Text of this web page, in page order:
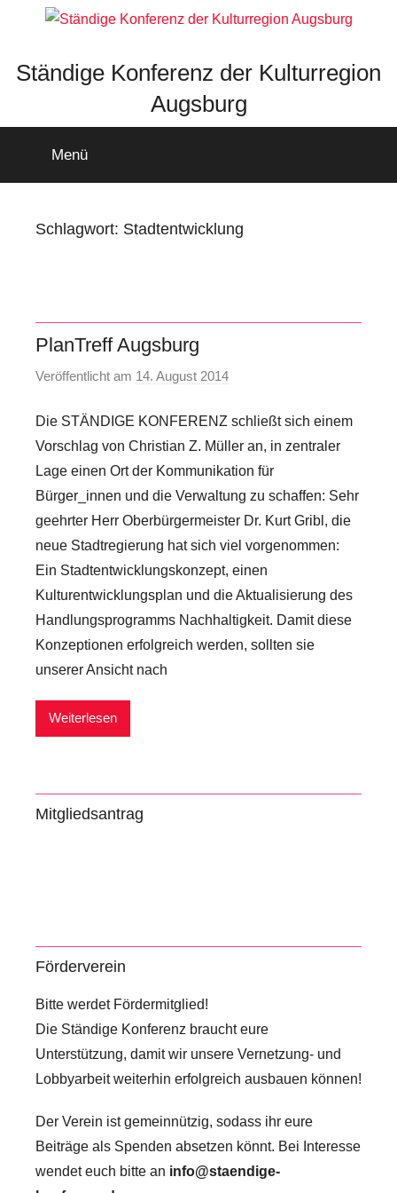
springen
Ständige Konferenz der Kulturregion
Augsburg
Menü
Schlagwort: Stadtentwicklung
PlanTreff Augsburg
Veröffentlicht am 14. August 2014
n
S
t
ä
n
d
K
o
n
Die STÄNDIGE KONFERENZ schließt sich einem
Vorschlag von Christian Z. Müller an, in zentraler
Lage einen Ort der Kommunikation für
Bürger_innen und die Verwaltung zu schaffen: Sehr
geehrter Herr Oberbürgermeister Dr. Kurt Gribl, die
neue Stadtregierung hat sich viel vorgenommen:
Ein Stadtentwicklungskonzept, einen
Kulturentwicklungsplan und die Aktualisierung des
Handlungsprogramms Nachhaltigkeit. Damit diese
Konzeptionen erfolgreich werden, sollten sie
unserer Ansicht nach
Weiterlesen
Mitgliedsantrag
Förderverein
Bitte werdet Fördermitglied!
Die Ständige Konferenz braucht eure
Unterstützung, damit wir unsere Vernetzung- und
Lobbyarbeit weiterhin erfolgreich ausbauen können!
Der Verein ist gemeinnützig, sodass ihr eure
Beiträge als Spenden absetzen könnt. Bei Interesse
wendet euch bitte an info@staendige-